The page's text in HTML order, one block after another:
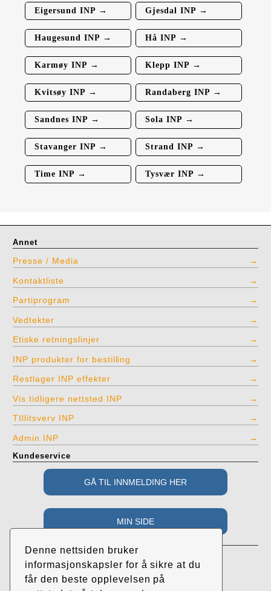
Denne nettsiden bruker
informasjonskapsler for å sikre at du
får den beste opplevelsen på
Eigersund INP → Gjesdal INP →
Haugesund INP → Hå INP →
Karmøy INP → Klepp INP →
Kvitsøy INP → Randaberg INP →
Sandnes INP → Sola INP →
Stavanger INP → Strand INP →
Time INP → Tysvær INP →
Annet
Presse / Media
Kontaktliste
Partiprogram
Vedtekter
Etiske retningslinjer
INP produkter for bestilling
Restlager INP effekter
Vis tidligere nettsted INP
TIllitsverv INP
Admin INP
Kundeservice
c/o Roar Randeberg
Øvrehusvegen 38